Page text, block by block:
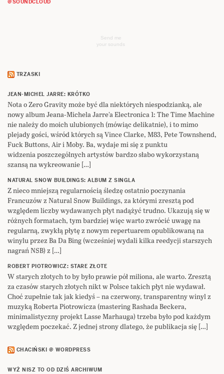
@SOUNDCLOUD
Send me
your sounds
TRZASKI
JEAN-MICHEL JARRE: KRÓTKO
Nota o Zero Gravity może być dla niektórych niespodzianką, ale
nowy album Jeana-Michela Jarre’a Electronica 1: The Time Machine
nie należy do moich ulubionych (mówiąc delikatnie), i to mimo
plejady gości, wśród których są Vince Clarke, M83, Pete Townshend,
Fuck Buttons, Air i Moby. Ba, wydaje mi się z punktu
widzenia poszczególnych artystów bardzo słabo wykorzystaną
szansą na wykreowanie […]
NATURAL SNOW BUILDINGS: ALBUM Z SINGLA
Z nieco mniejszą regularnością śledzę ostatnio poczynania
Francuzów z Natural Snow Buildings, za którymi zresztą pod
względem liczby wydawanych płyt nadążyć trudno. Ukazują się w
różnych formatach, tym bardziej więc warto zwrócić uwagę na
regularną, zwykłą płytę z nowym repertuarem opublikowaną na
winylu przez Ba Da Bing (wcześniej wydali kilka reedycji starszych
nagrań NSB) z […]
ROBERT PIOTROWICZ: STARE ZŁOTE
W starych złotych to by było prawie pół miliona, ale warto. Zresztą
za czasów starych złotych nikt w Polsce takich płyt nie wydawał.
Choć zupełnie tak jak kiedyś – na czerwony, transparentny winyl z
muzyką Roberta Piotrowicza (mastering Rashada Beckera,
minimalistyczny projekt Lasse Marhauga) trzeba było pod każdym
względem poczekać. Z jednej strony dlatego, że publikacja się […]
CHACIŃSKI @ WORDPRESS
WYŻ NISZ TO OD DZIŚ ARCHIWUM